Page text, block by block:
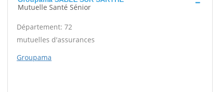
Mutuelle Santé Sénior
Département: 72
mutuelles d'assurances
Groupama